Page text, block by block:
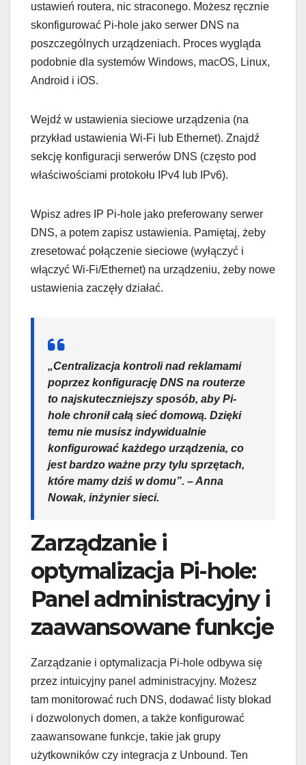
ustawień routera, nic straconego. Możesz ręcznie
skonfigurować Pi-hole jako serwer DNS na
poszczególnych urządzeniach. Proces wygląda
podobnie dla systemów Windows, macOS, Linux,
Android i iOS.
Wejdź w ustawienia sieciowe urządzenia (na
przykład ustawienia Wi-Fi lub Ethernet). Znajdź
sekcję konfiguracji serwerów DNS (często pod
właściwościami protokołu IPv4 lub IPv6).
Wpisz adres IP Pi-hole jako preferowany serwer
DNS, a potem zapisz ustawienia. Pamiętaj, żeby
zresetować połączenie sieciowe (wyłączyć i
włączyć Wi-Fi/Ethernet) na urządzeniu, żeby nowe
ustawienia zaczęły działać.
„Centralizacja kontroli nad reklamami
poprzez konfigurację DNS na routerze
to najskuteczniejszy sposób, aby Pi-
hole chronił całą sieć domową. Dzięki
temu nie musisz indywidualnie
konfigurować każdego urządzenia, co
jest bardzo ważne przy tylu sprzętach,
które mamy dziś w domu”. – Anna
Nowak, inżynier sieci.
Zarządzanie i
optymalizacja Pi-hole:
Panel administracyjny i
zaawansowane funkcje
Zarządzanie i optymalizacja Pi-hole odbywa się
przez intuicyjny panel administracyjny. Możesz
tam monitorować ruch DNS, dodawać listy blokad
i dozwolonych domen, a także konfigurować
zaawansowane funkcje, takie jak grupy
użytkowników czy integracja z Unbound. Ten